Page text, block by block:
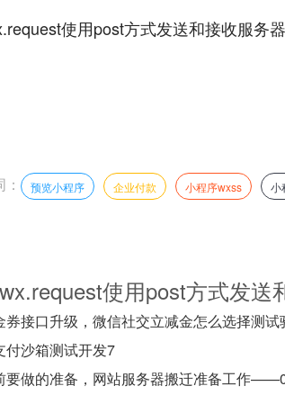
使用post方式发送和接收服务
预览小程序 企业付款 小程序wxss 小
使用post方式发送
券接口升级，微信社交立减金怎么选择测试
沙箱测试开发7
要做的准备，网站服务器搬迁准备工作